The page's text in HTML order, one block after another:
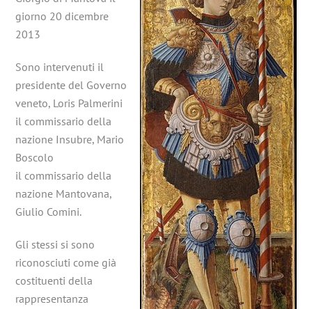
giorno 20 dicembre
2013
Sono intervenuti il
presidente del Governo
veneto, Loris Palmerini
il commissario della
nazione Insubre, Mario
Boscolo
il commissario della
nazione Mantovana,
Giulio Comini.
Gli stessi si sono
riconosciuti come già
costituenti della
rappresentanza